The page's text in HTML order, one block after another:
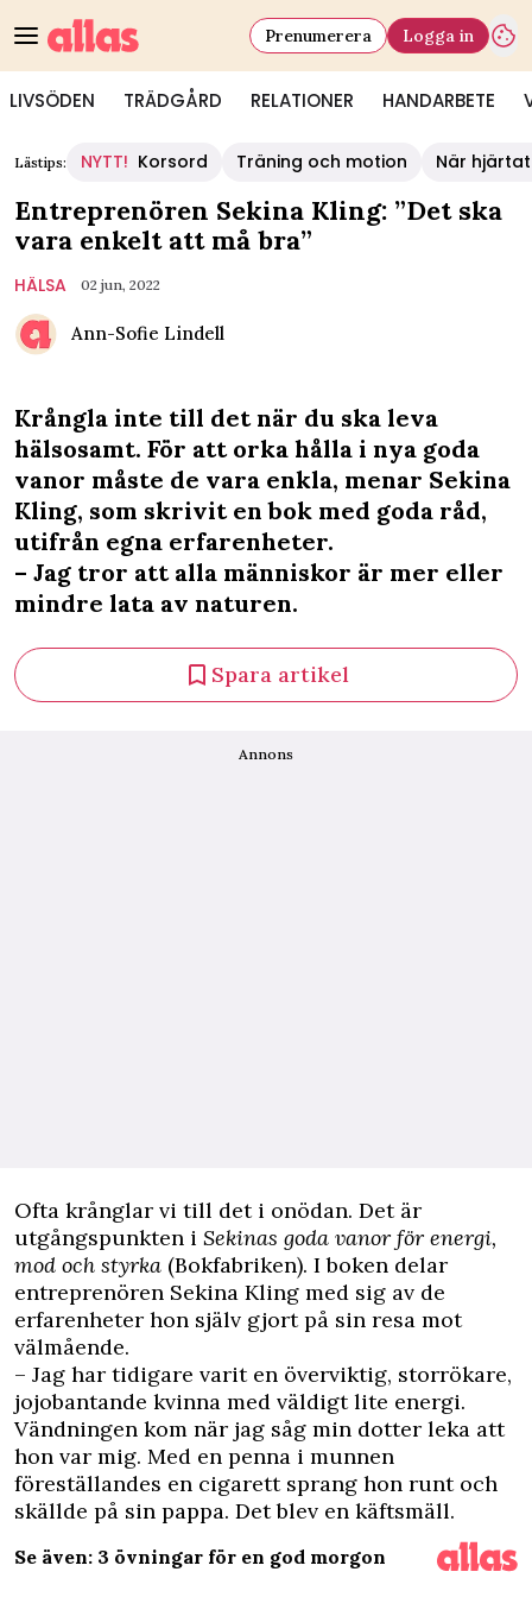
LIVSÖDEN TRÄDGÅRD RELATIONER HANDARBETE
Prenumerera Logga in
Lästips: NYTT! Korsord Träning och motion När
Entreprenören Sekina Kling: ”Det ska
vara enkelt att må bra”
HÄLSA 02 jun, 2022
Ann-Sofie Lindell
Krångla inte till det när du ska leva
hälsosamt. För att orka hålla i nya goda
vanor måste de vara enkla, menar Sekina
Kling, som skrivit en bok med goda råd,
utifrån egna erfarenheter.
– Jag tror att alla människor är mer eller
mindre lata av naturen.
Spara artikel
Annons
Ofta krånglar vi till det i onödan. Det är
utgångspunkten i Sekinas goda ­vanor för energi,
mod och styrka (Bokfabriken). I boken delar
entreprenören Sekina Kling med sig av de
erfarenheter hon själv gjort på sin resa mot
välmående.
– Jag har tidigare varit en överviktig, storrökare,
jojobantande kvinna med väldigt lite energi.
Vändningen kom när jag såg min dotter leka att
hon var mig. Med en penna i munnen
föreställandes en cigarett sprang hon runt och
skällde på sin pappa. Det blev en käftsmäll.
Se även: 3 övningar för en god morgon